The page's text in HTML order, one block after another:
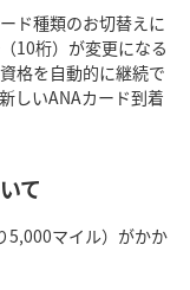
ド種類のお切替えに
10桁）が変更になる
格を自動的に継続で
しいANAカード到着
て
5,000マイル）がかか